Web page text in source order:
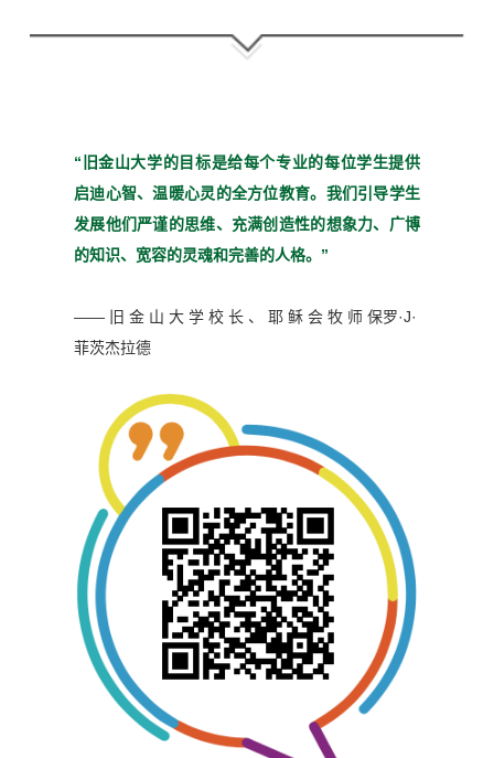
“旧金山大学的目标是给每个专业的每位学生提供
启迪心智、温暖心灵的全方位教育。 我们引导学生
发展他们严谨的思维、充满创造性的想象力、广博
的知识、宽容的灵魂和完善的人格。”
—— 旧 金 山 大 学 校 长 、 耶 稣 会 牧 师 保罗·J·
菲茨杰拉德